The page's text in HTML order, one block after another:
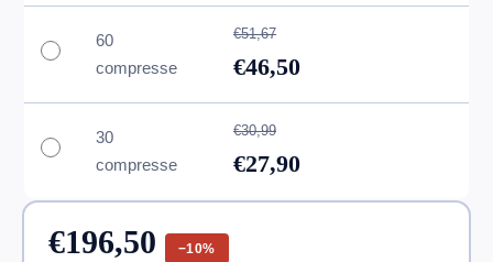
60
compresse
€51,67
€46,50
30
compresse
€30,99
€27,90
€196,50 −10%